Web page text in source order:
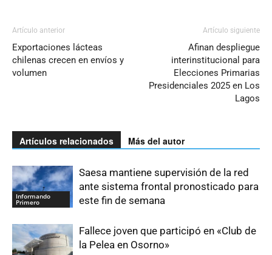
Artículo anterior
Exportaciones lácteas
chilenas crecen en envíos y
volumen
Artículo siguiente
Afinan despliegue
interinstitucional para
Elecciones Primarias
Presidenciales 2025 en Los
Lagos
Artículos relacionados Más del autor
Informando
Primero
Saesa mantiene supervisión de la red
ante sistema frontal pronosticado para
este fin de semana
Fallece joven que participó en «Club de
la Pelea en Osorno»